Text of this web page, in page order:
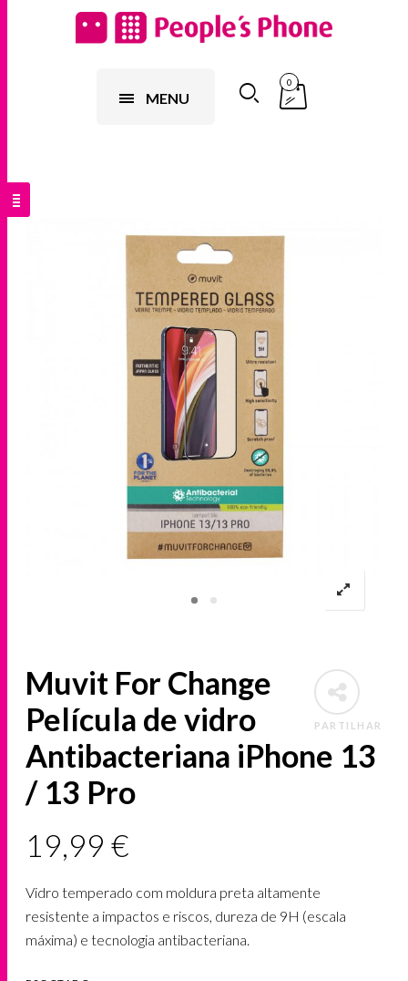
MENU
0
PARTILHAR
Muvit For Change
Película de vidro
Antibacteriana iPhone 13
/ 13 Pro
19,99€
Vidro temperado com moldura preta altamente
resistente a impactos e riscos, dureza de 9H (escala
máxima) e tecnologia antibacteriana.